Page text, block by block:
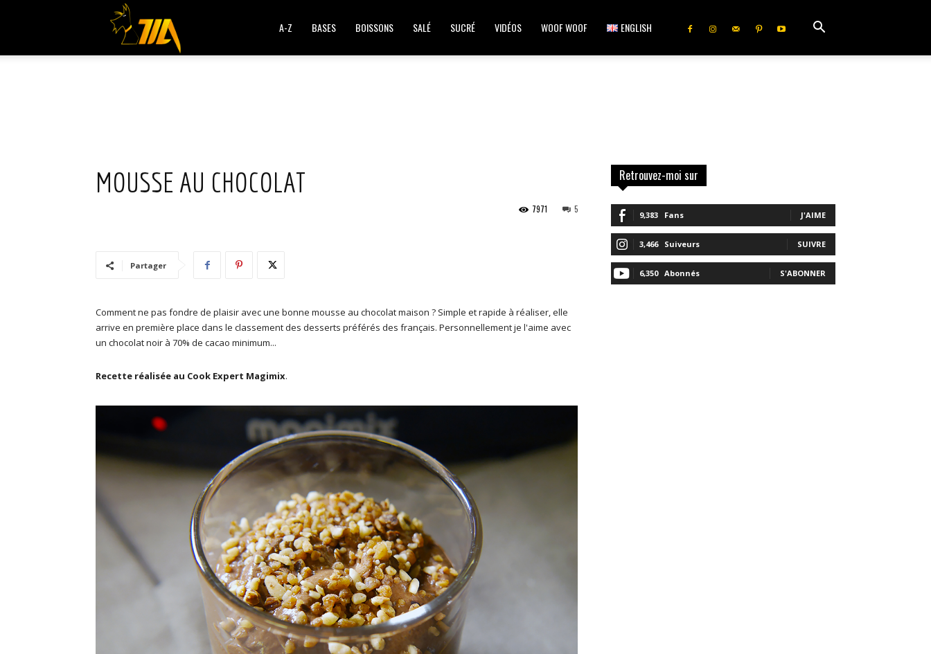
A-Z BASES BOISSONS SALÉ SUCRÉ VIDÉOS WOOF WOOF ENGLISH
MOUSSE AU CHOCOLAT
5
7971
Partager
Comment ne pas fondre de plaisir avec une bonne mousse au chocolat maison ? Simple et rapide à réaliser, elle
arrive en première place dans le classement des desserts préférés des français. Personnellement je l'aime avec
un chocolat noir à 70% de cacao minimum...
Recette réalisée au Cook Expert Magimix.
Retrouvez-moi sur
9,383 Fans J'AIME
3,466 Suiveurs SUIVRE
6,350 Abonnés S'ABONNER